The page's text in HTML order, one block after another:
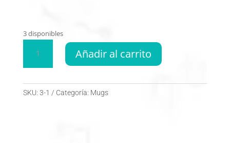
3 disponibles
felicidad
deja
Añadir al carrito
A
e
SKU: 3-1 Categoría: Mugs